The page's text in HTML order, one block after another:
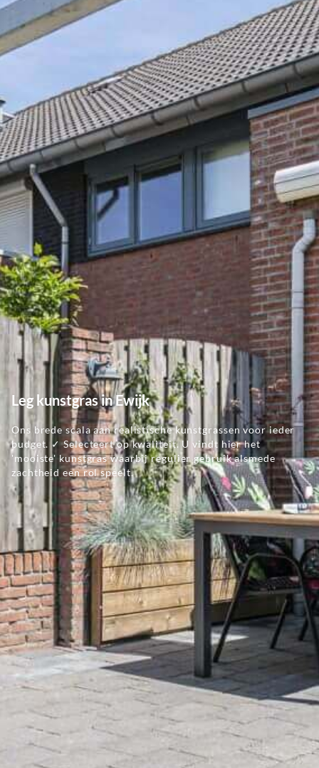
Leg kunstgras in Ewijk
Ons brede scala aan realistische kunstgrassen voor ieder
budget. ✓ Selecteert op kwaliteit. U vindt hier het
'mooiste' kunstgras waarbij regulier gebruik alsmede
zachtheid een rol speelt.